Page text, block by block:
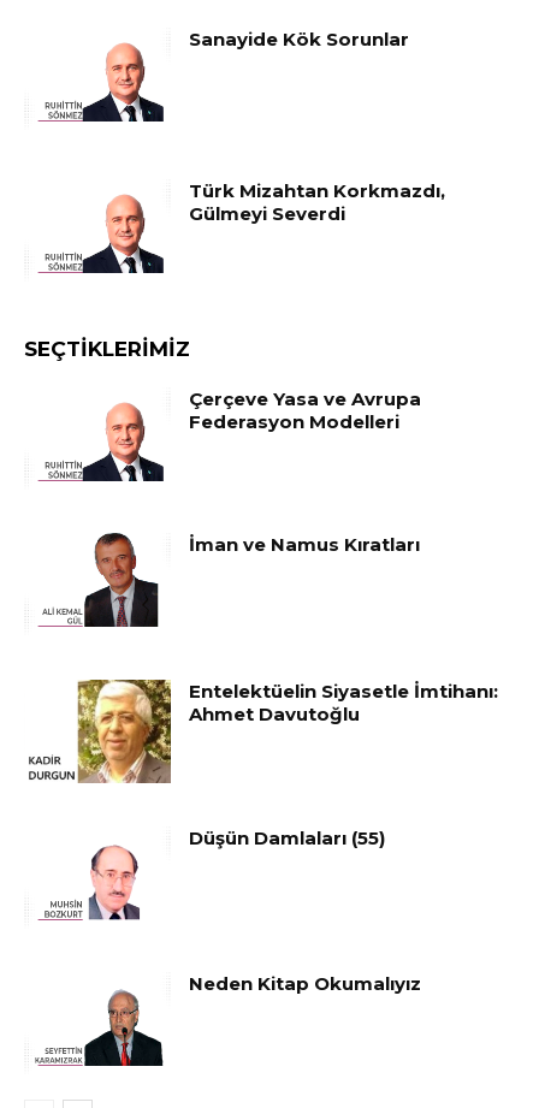
Sanayide Kök Sorunlar
Türk Mizahtan Korkmazdı,
Gülmeyi Severdi
SEÇTIKLERIMIZ
Çerçeve Yasa ve Avrupa
Federasyon Modelleri
İman ve Namus Kıratları
Entelektüelin Siyasetle İmtihanı:
Ahmet Davutoğlu
Düşün Damlaları (55)
Neden Kitap Okumalıyız